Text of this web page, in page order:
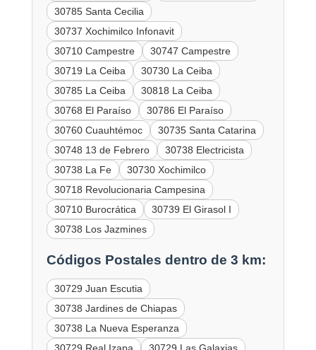
30785 Santa Cecilia
30737 Xochimilco Infonavit
30710 Campestre
30747 Campestre
30719 La Ceiba
30730 La Ceiba
30785 La Ceiba
30818 La Ceiba
30768 El Paraíso
30786 El Paraíso
30760 Cuauhtémoc
30735 Santa Catarina
30748 13 de Febrero
30738 Electricista
30738 La Fe
30730 Xochimilco
30718 Revolucionaria Campesina
30710 Burocrática
30739 El Girasol I
30738 Los Jazmines
Códigos Postales dentro de 3 km:
30729 Juan Escutia
30738 Jardines de Chiapas
30738 La Nueva Esperanza
30729 Real Izapa
30729 Las Galaxias